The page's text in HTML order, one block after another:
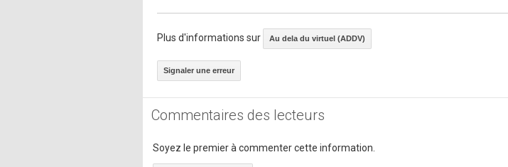
Plus d'informations sur Au dela du virtuel (ADDV)
Signaler une erreur
Commentaires des lecteurs
Soyez le premier à commenter cette information.